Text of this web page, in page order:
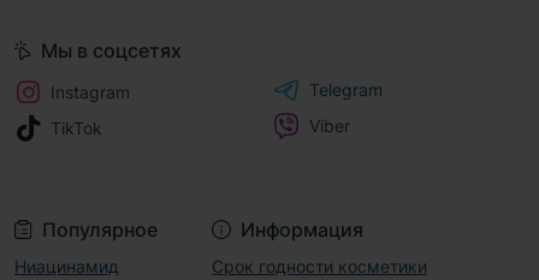
Популярное
Ниацинамид
Информация
Срок годности косметики
Мы в соцсетях
Instagram
TikTok
Telegram
Viber